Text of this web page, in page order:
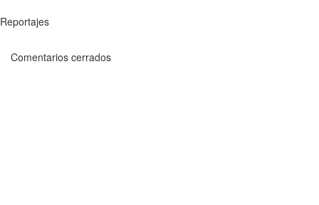
Reportajes
Comentarios cerrados